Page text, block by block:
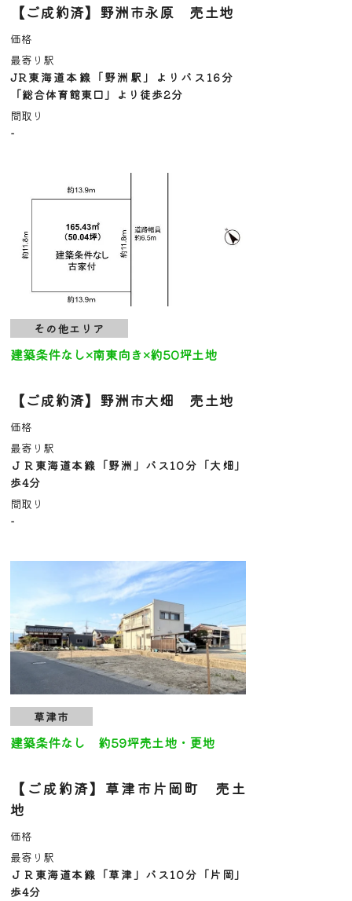
【ご成約済】野洲市永原 売土地
価格
最寄り駅
JR東海道本線「野洲駅」よりバス16分
「総合体育館東口」より徒歩2分
間取り
-
その他エリア
建築条件なし×南東向き×約50坪土地
【ご成約済】野洲市大畑 売土地
価格
最寄り駅
ＪＲ東海道本線「野洲」バス10分「大畑」
歩4分
間取り
-
草津市
建築条件なし 約59坪売土地・更地
【ご成約済】草津市片岡町 売土
地
価格
最寄り駅
ＪＲ東海道本線「草津」バス10分「片岡」
歩4分